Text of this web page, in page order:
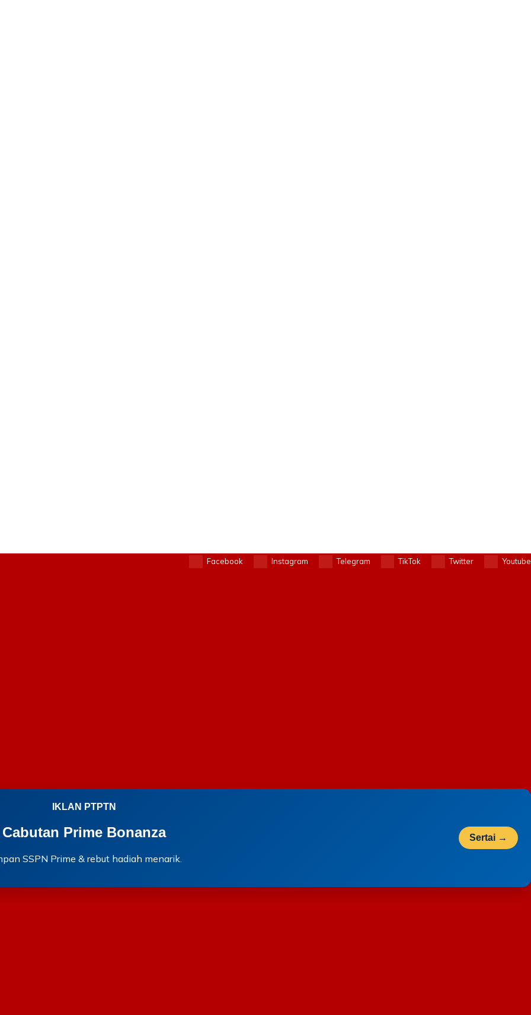
Facebook Instagram Telegram TikTok Twitter Youtube
IKLAN PTPTN
Cabutan Prime Bonanza
SSPN Prime & rebut hadiah menarik.
Sertai →